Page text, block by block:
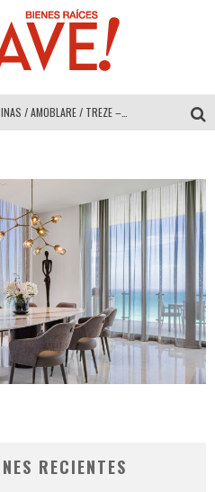
MULTIOFICINAS / AMOBLARE / TREZE – Especial Interiorismo & Decoración 2026
COLINEAL – Especial Interiorismo & Decoración 2026
ADRIANA HOYOS DESIGN STUDIO – Especial Interiorismo & Decoración 2026
RECIENTES